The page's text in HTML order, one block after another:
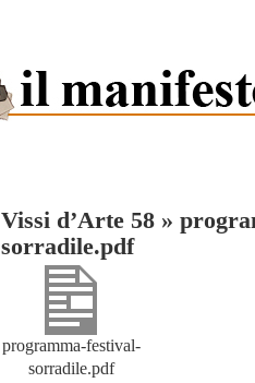
Vissi d’Arte 58 »
sorradile.pdf
programma-festival-
sorradile.pdf